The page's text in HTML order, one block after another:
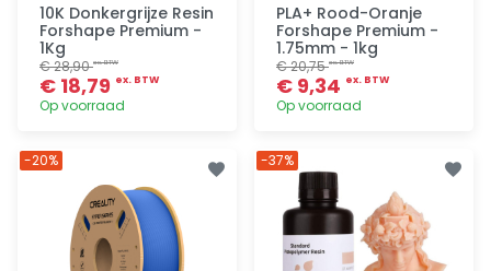
10K Donkergrijze Resin
Forshape Premium -
1Kg
€ 28,90ex. BTW
€ 18,79 ex. BTW
Op voorraad
PLA+ Rood-Oranje
Forshape Premium -
1.75mm - 1kg
€ 20,75ex. BTW
€ 9,34 ex. BTW
Op voorraad
-20% -37%